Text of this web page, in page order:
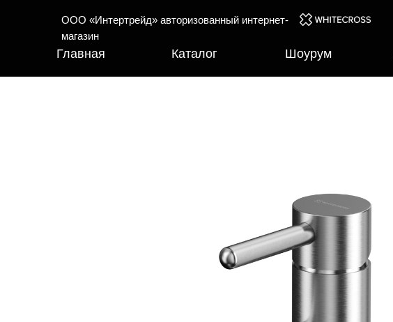
ООО «Интертрейд» авторизованный интернет-
магазин
Главная Каталог Шоурум